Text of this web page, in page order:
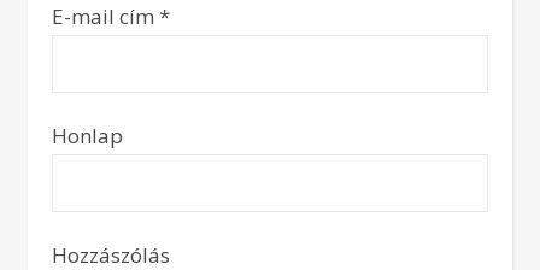
E-mail cím *
Honlap
Hozzászólás